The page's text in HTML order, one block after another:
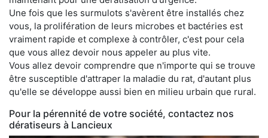
Une fois que les surmulots s'avèrent être installés chez
vous, la prolifération de leurs microbes et bactéries est
vraiment rapide et complexe à contrôler, c'est pour cela
que vous allez devoir nous appeler au plus vite.
Vous allez devoir comprendre que n'importe qui se trouve
être susceptible d'attraper la maladie du rat, d'autant plus
qu'elle se développe aussi bien en milieu urbain que rural.
Pour la pérennité de votre société, contactez nos
dératiseurs à Lancieux